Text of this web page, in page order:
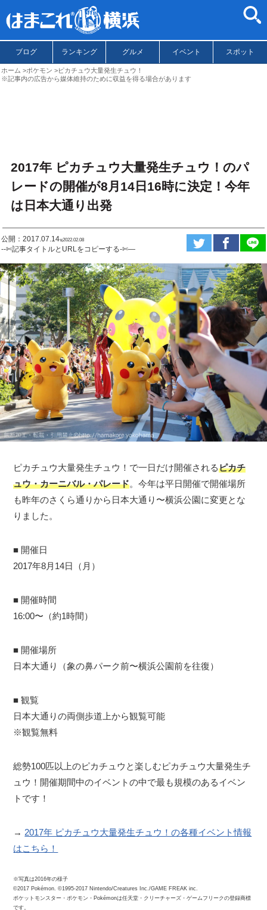
ブログ ランキング グルメ イベント スポット
ホーム ポケモン
ピカチュウ大量発生チュウ！
※記事内の広告から媒体維持のために収益を得る場合があります
2017年 ピカチュウ大量発生チュウ！のパ
レードの開催が8月14日16時に決定！今年
は日本大通り出発
公開：2017.07.14ಇ2022.02.08
--✄記事タイトルとURLをコピーする-✄—
ピカチュウ大量発生チュウ！で一日だけ開催されるピカチ
ュウ・カーニバル・パレード。今年は平日開催で開催場所
も昨年のさくら通りから日本大通り〜横浜公園に変更とな
りました。
■ 開催日
2017年8月14日（月）
■ 開催時間
16:00〜（約1時間）
■ 開催場所
日本大通り（象の鼻パーク前〜横浜公園前を往復）
■ 観覧
日本大通りの両側歩道上から観覧可能
※観覧無料
総勢100匹以上のピカチュウと楽しむピカチュウ大量発生チ
ュウ！開催期間中のイベントの中で最も規模のあるイベン
トです！
→ 2017年 ピカチュウ大量発生チュウ！の各種イベント情報
はこちら！
※写真は2016年の様子
©2017 Pokémon. ©1995-2017 Nintendo/Creatures Inc./GAME FREAK inc.
ポケットモンスター・ポケモン・Pokémonは任天堂・クリーチャーズ・ゲームフリークの登録商標
です。